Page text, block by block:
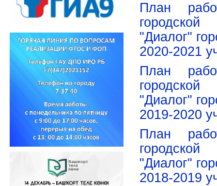
План
городской
"Диалог"
2020-2021
План
городской
"Диалог"
2019-2020
План
городской
"Диалог"
2018-2019